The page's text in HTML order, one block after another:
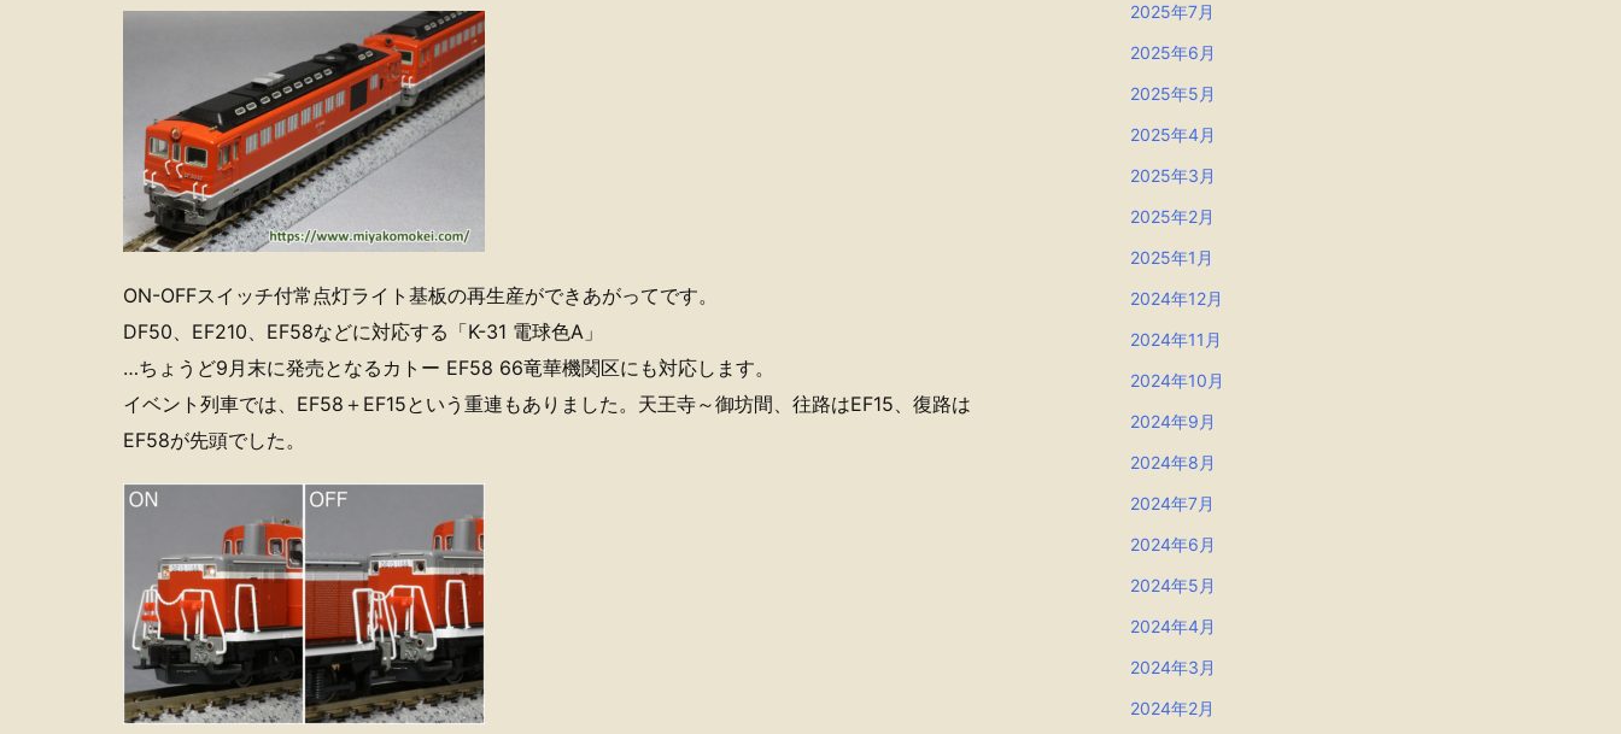
ON-OFFスイッチ付常点灯ライト基板の再生産ができあがってです。
DF50、EF210、EF58などに対応する「K-31 電球色A」
…ちょうど9月末に発売となるカトー EF58 66竜華機関区にも対応します。
イベント列車では、EF58＋EF15という重連もありました。天王寺～御坊間、往路はEF15、復路は
EF58が先頭でした。
2025年7月
2025年6月
2025年5月
2025年4月
2025年3月
2025年2月
2025年1月
2024年12月
2024年11月
2024年10月
2024年9月
2024年8月
2024年7月
2024年6月
2024年5月
2024年4月
2024年3月
2024年2月